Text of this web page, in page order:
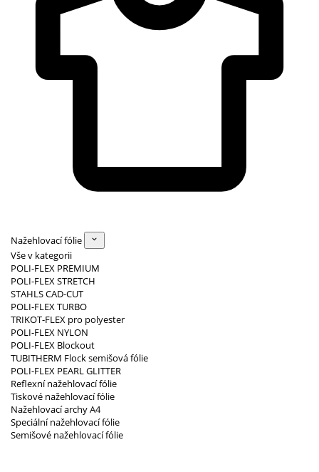
Nažehlovací fólie
Vše v kategorii
POLI-FLEX PREMIUM
POLI-FLEX STRETCH
STAHLS CAD-CUT
POLI-FLEX TURBO
TRIKOT-FLEX pro polyester
POLI-FLEX NYLON
POLI-FLEX Blockout
TUBITHERM Flock semišová fólie
POLI-FLEX PEARL GLITTER
Reflexní nažehlovací fólie
Tiskové nažehlovací fólie
Nažehlovací archy A4
Speciální nažehlovací fólie
Semišové nažehlovací fólie